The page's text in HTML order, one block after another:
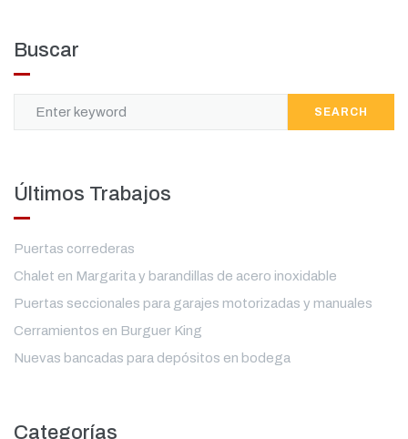
Buscar
SEARCH
Últimos Trabajos
Puertas correderas
Chalet en Margarita y barandillas de acero inoxidable
Puertas seccionales para garajes motorizadas y manuales
Cerramientos en Burguer King
Nuevas bancadas para depósitos en bodega
Categorías